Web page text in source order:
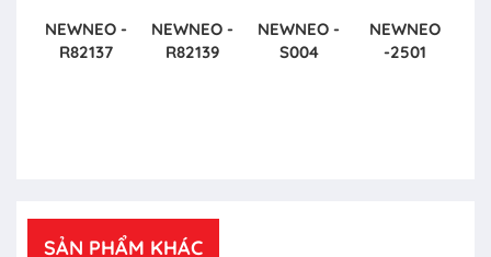
NEWNEO -
R82137
NEWNEO -
R82139
NEWNEO -
S004
NEWNEO
-2501
SẢN PHẨM KHÁC